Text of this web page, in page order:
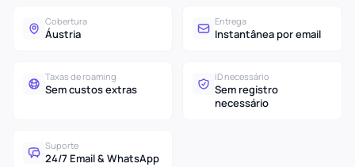
Cobertura
Áustria
Entrega
Instantânea por email
Taxas de roaming
Sem custos extras
ID necessário
Sem registro
necessário
Suporte
24/7 Email & WhatsApp